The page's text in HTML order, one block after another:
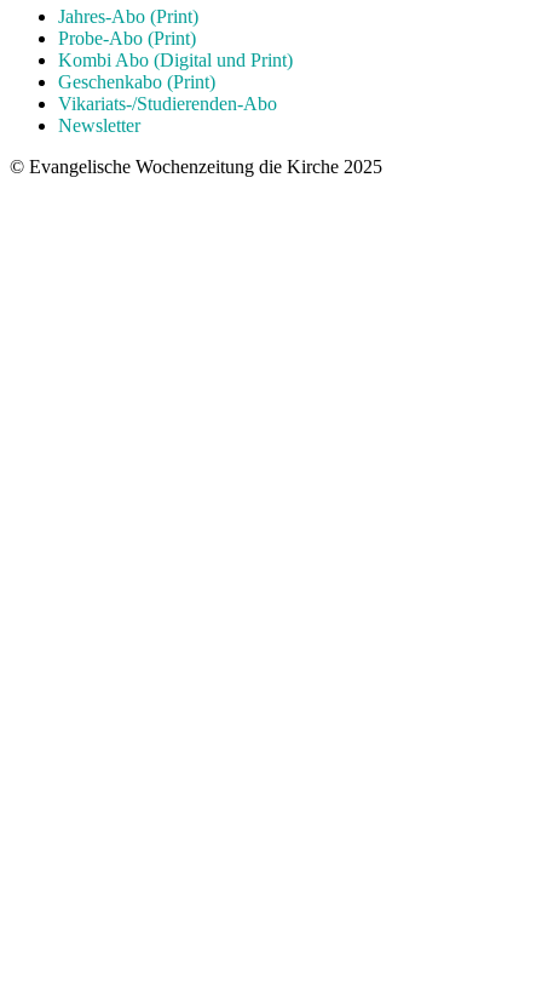
Jahres-Abo (Print)
Probe-Abo (Print)
Kombi Abo (Digital und Print)
Geschenkabo (Print)
Vikariats-/Studierenden-Abo
Newsletter
© Evangelische Wochenzeitung die Kirche 2025